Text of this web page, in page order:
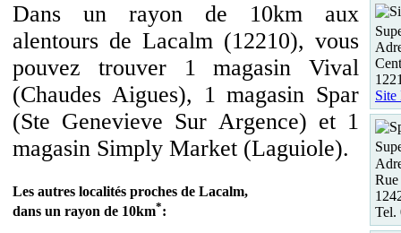
Dans un rayon de 10km aux
alentours de Lacalm (12210), vous
pouvez trouver 1 magasin Vival
(Chaudes Aigues), 1 magasin Spar
(Ste Genevieve Sur Argence) et 1
magasin Simply Market (Laguiole).
Les autres localités proches de Lacalm,
dans un rayon de 10km*:
Site
Tel.